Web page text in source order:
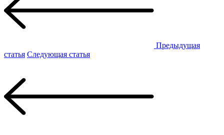
Предыдущая
статья Следующая статья